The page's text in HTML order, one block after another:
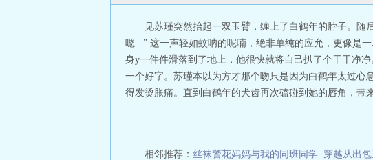
乐登仙全文在线阅读。
三秒记住本站：海棠书屋 网址：
见苏瑾突然抬起一双玉臂，缠上了白鹤年的脖子。
嗯...” 这一声轻如蚊呐的呢喃，绝非单纯的应允，更像是
身y一件件滑落到了地上，他很快就将自己扒了个干干净
一个好字。苏瑾本以为方才那个吻只是因为白鹤年太过
得发烫胀痛。直到白鹤年的犬齿再次磕碰到她的唇角，带
相邻推荐： 丝袜警花妈妈与我的同班同学 穿越从出